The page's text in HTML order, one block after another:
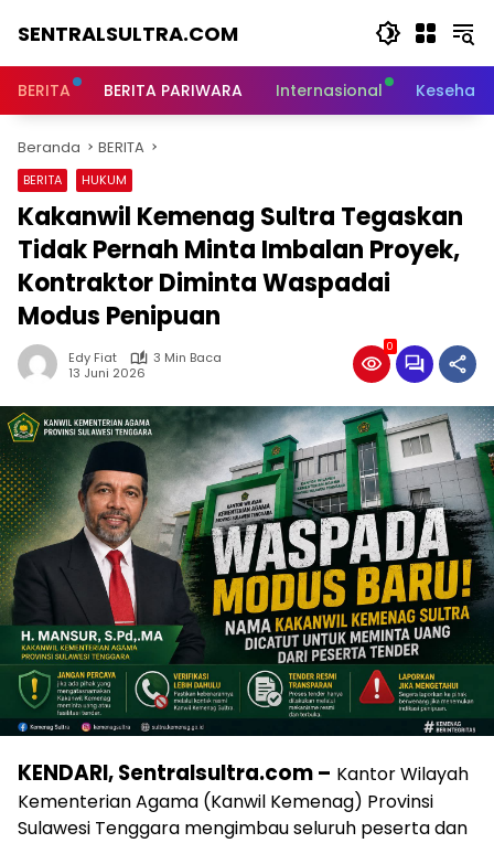
SENTRALSULTRA.COM
BERITA BERITA PARIWARA Internasional
Beranda BERITA
BERITA HUKUM
Kakanwil Kemenag Sultra Tegaskan
Tidak Pernah Minta Imbalan Proyek,
Kontraktor Diminta Waspadai
Modus Penipuan
Edy Fiat
3 Min Baca
13 Juni 2026
0
KENDARI, Sentralsultra.com – Kantor Wilayah
Kementerian Agama (Kanwil Kemenag) Provinsi
Sulawesi Tenggara mengimbau seluruh peserta dan